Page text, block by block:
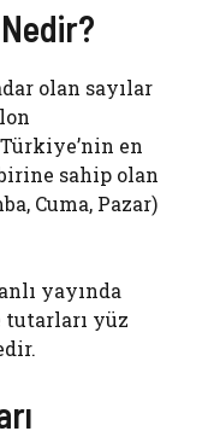
Nedir?
olan sayılar
en
sahip olan
Cuma, Pazar)
yayında
yüz